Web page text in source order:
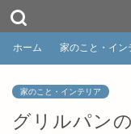
ホーム 家のこと・イン
家のこと・インテリア
グリルパン